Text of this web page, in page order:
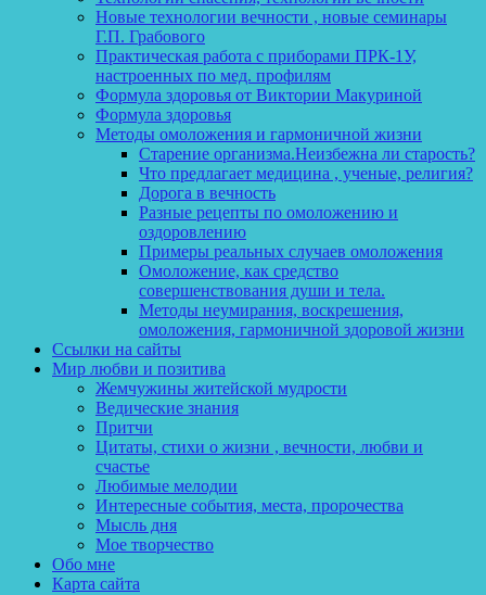
Новые технологии вечности , новые семинары
Г.П. Грабового
Практическая работа с приборами ПРК-1У,
настроенных по мед. профилям
Формула здоровья от Виктории Макуриной
Формула здоровья
Методы омоложения и гармоничной жизни
Старение организма.Неизбежна ли старость?
Что предлагает медицина , ученые, религия?
Дорога в вечность
Разные рецепты по омоложению и
оздоровлению
Примеры реальных случаев омоложения
Омоложение, как средство
совершенствования души и тела.
Методы неумирания, воскрешения,
омоложения, гармоничной здоровой жизни
Ссылки на сайты
Мир любви и позитива
Жемчужины житейской мудрости
Ведические знания
Притчи
Цитаты, стихи о жизни , вечности, любви и
счастье
Любимые мелодии
Интересные события, места, пророчества
Мысль дня
Мое творчество
Обо мне
Карта сайта